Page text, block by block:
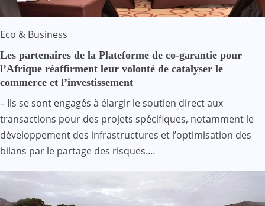
Eco & Business
Les partenaires de la Plateforme de co-garantie pour
l’Afrique réaffirment leur volonté de catalyser le
commerce et l’investissement
– Ils se sont engagés à élargir le soutien direct aux
transactions pour des projets spécifiques, notamment le
développement des infrastructures et l’optimisation des
bilans par le partage des risques.…